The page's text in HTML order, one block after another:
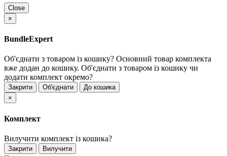
Close
×
BundleExpert
Об'єднати з товаром із кошику? Основний товар комплекта
вже додан до кошику. Об'єднати з товаром із кошику чи
додати комплект окремо?
Закрити Об'єднати
До кошика
×
Комплект
Вилучити комплект із кошика?
Закрити Вилучити